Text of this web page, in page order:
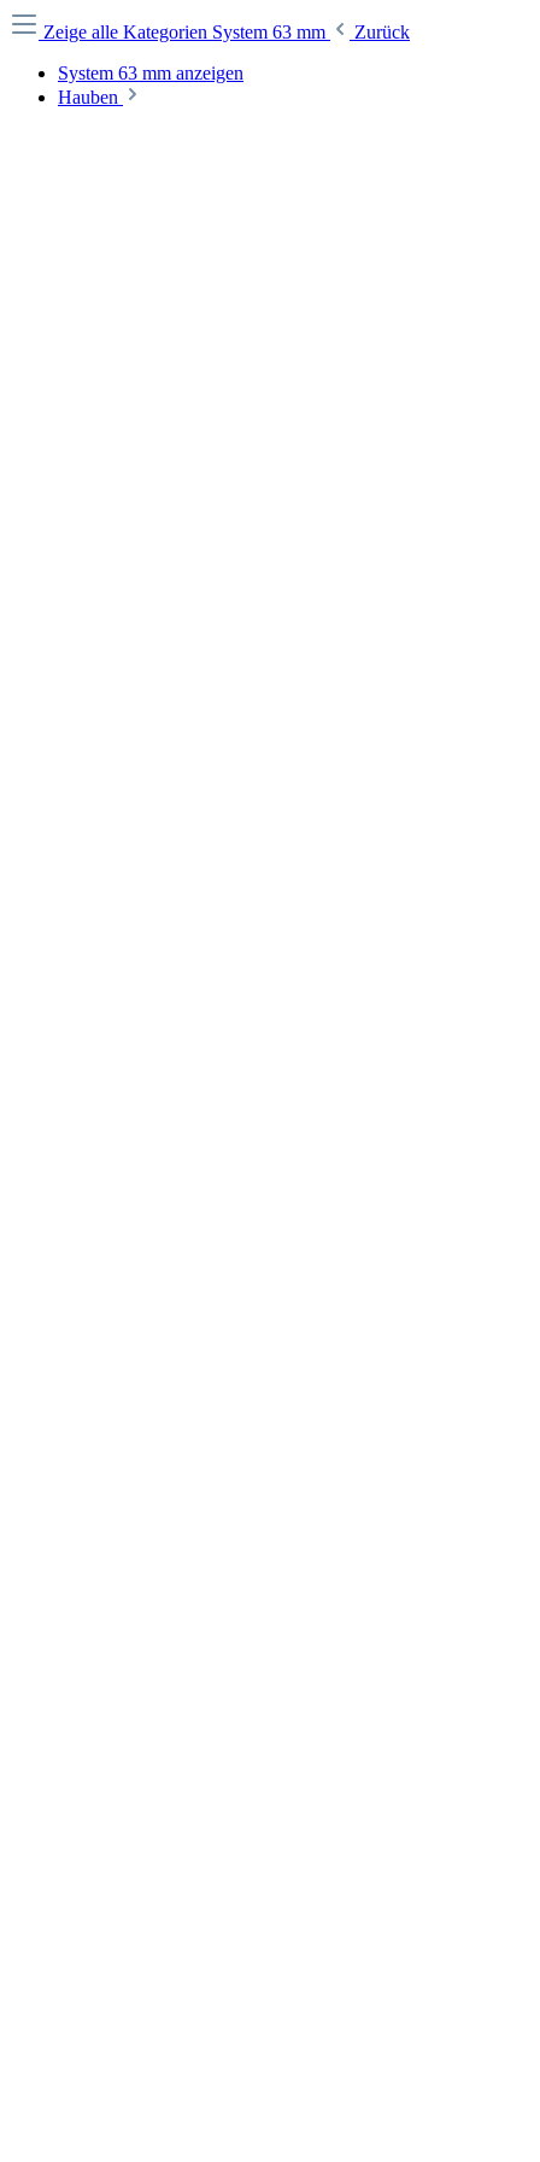
Zeige alle Kategorien System 63 mm
Zurück
System 63 mm anzeigen
Hauben